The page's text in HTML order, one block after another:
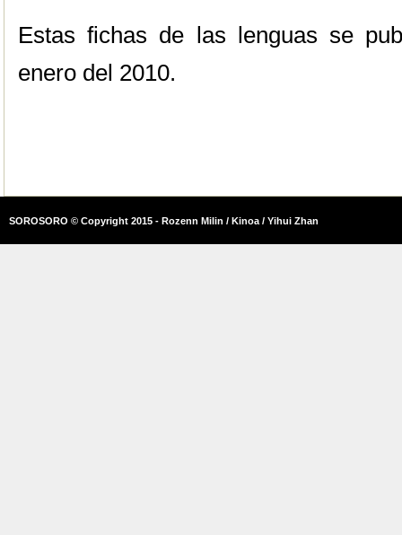
Estas fichas de las lenguas se
enero del 2010.
SOROSORO © Copyright 2015 - Rozenn Milin / Kinoa / Yihui Zhan